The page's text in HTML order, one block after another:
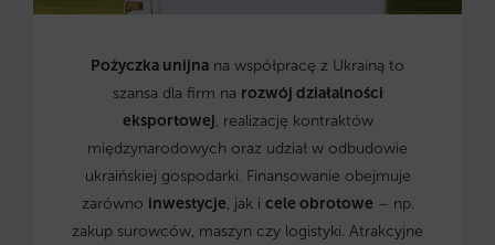
Pożyczka unijna na współpracę z Ukrainą to
szansa dla firm na rozwój działalności
eksportowej, realizację kontraktów
międzynarodowych oraz udział w odbudowie
ukraińskiej gospodarki. Finansowanie obejmuje
zarówno inwestycje, jak i cele obrotowe – np.
zakup surowców, maszyn czy logistyki. Atrakcyjne